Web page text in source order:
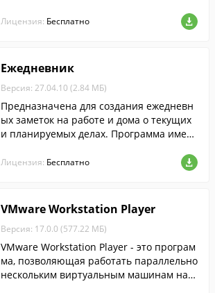
Лицензия: Бесплатно
Ежедневник
Версия: 27.04.10 (2.84 МБ)
Предназначена для создания ежедневн
ых заметок на работе и дома о текущих
и планируемых делах. Программа имеет
Лицензия: Бесплатно
VMware Workstation Player
Версия: 17.0.0 (577.22 МБ)
VMware Workstation Player - это програм
ма, позволяющая работать параллельно
нескольким виртуальным машинам на о